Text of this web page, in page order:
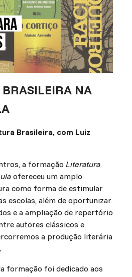
NA
Brasileira, com Luiz
a formação Literatura
ofereceu um amplo
como forma de estimular
escolas, além de oportunizar
e a ampliação de repertório
autores clássicos e
a produção literária
formação foi dedicado aos